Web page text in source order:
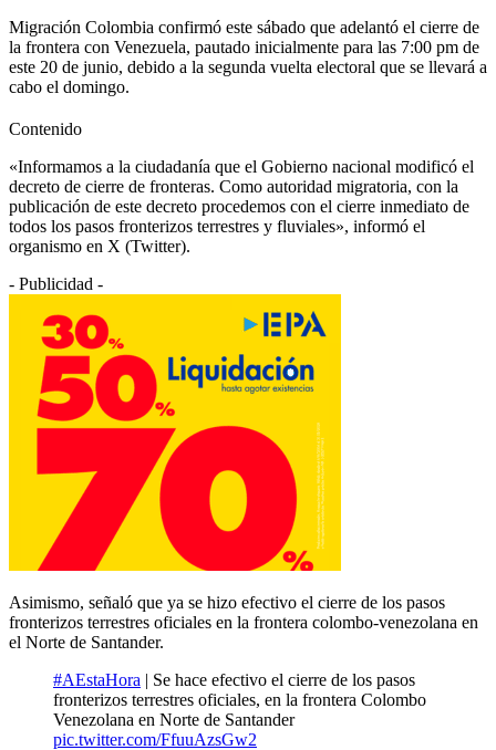
Migración Colombia confirmó este sábado que adelantó el cierre de
la frontera con Venezuela, pautado inicialmente para las 7:00 pm de
este 20 de junio, debido a la segunda vuelta electoral que se llevará a
cabo el domingo.
Contenido
«Informamos a la ciudadanía que el Gobierno nacional modificó el
decreto de cierre de fronteras. Como autoridad migratoria, con la
publicación de este decreto procedemos con el cierre inmediato de
todos los pasos fronterizos terrestres y fluviales», informó el
organismo en X (Twitter).
- Publicidad -
Asimismo, señaló que ya se hizo efectivo el cierre de los pasos
fronterizos terrestres oficiales en la frontera colombo-venezolana en
el Norte de Santander.
#AEstaHora | Se hace efectivo el cierre de los pasos
fronterizos terrestres oficiales, en la frontera Colombo
Venezolana en Norte de Santander
pic.twitter.com/FfuuAzsGw2